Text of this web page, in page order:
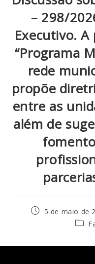
– 298/
Executivo.
“Programa
rede
propõe
entre as
além de
5 de maio de